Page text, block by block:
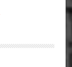
vara